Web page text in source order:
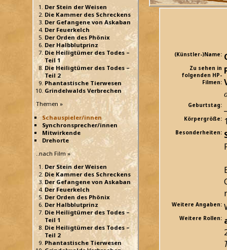
Der Stein der Weisen
Die Kammer des Schreckens
Der Gefangene von Askaban
Der Feuerkelch
Der Orden des Phönix
Der Halbblutprinz
Die Heiligtümer des Todes –
Teil 1
Die Heiligtümer des Todes –
Teil 2
Phantastische Tierwesen
Grindelwalds Verbrechen
Themen »
Schauspieler/innen
Synchronsprecher/innen
Mitwirkende
Drehorte
..nach Film »
Der Stein der Weisen
Die Kammer des Schreckens
Der Gefangene von Askaban
Der Feuerkelch
Der Orden des Phönix
Der Halbblutprinz
Die Heiligtümer des Todes –
Teil 1
Die Heiligtümer des Todes –
Teil 2
Phantastische Tierwesen
(Künstler-)Name:
Zu sehen in
folgenden HP-
Filmen:
Geburtstag:
Körpergröße:
Besonderheiten:
Weitere Angaben:
Weitere Rollen: